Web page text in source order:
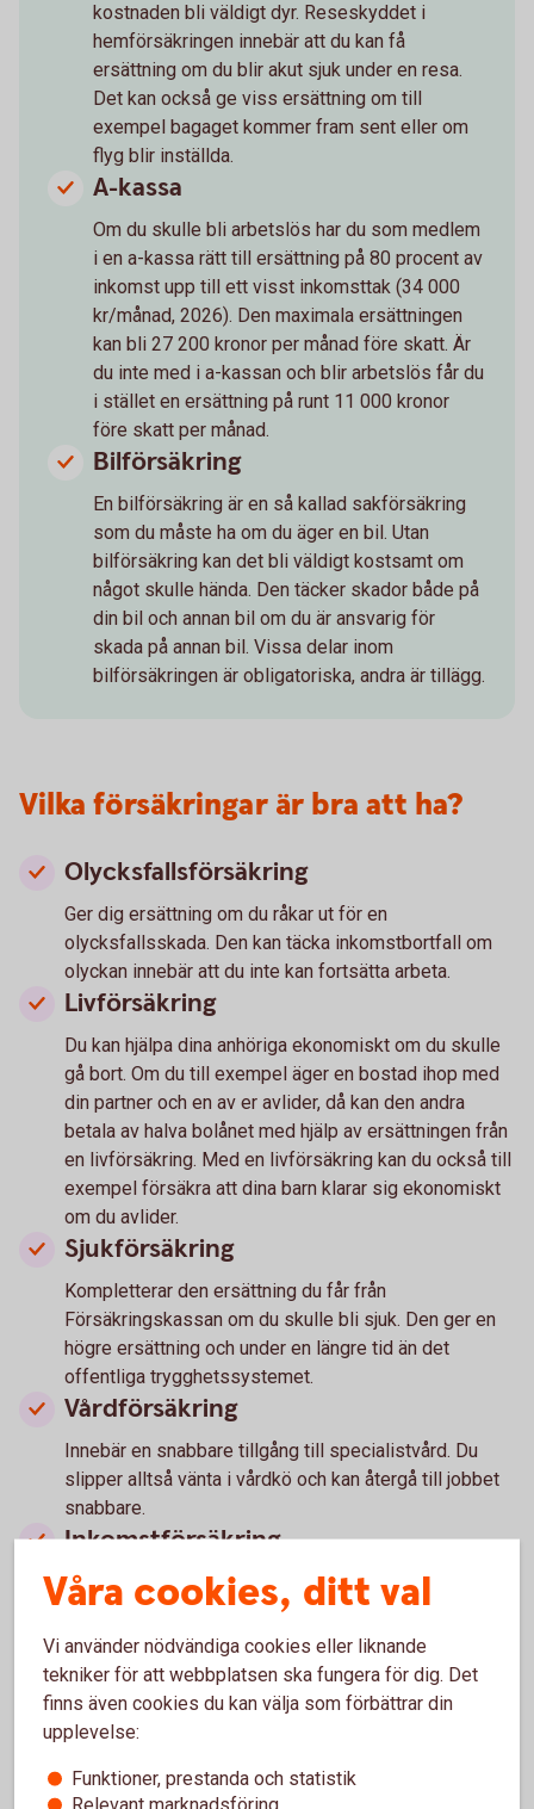
kostnaden bli väldigt dyr. Reseskyddet i
hemförsäkringen innebär att du kan få
ersättning om du blir akut sjuk under en resa.
Det kan också ge viss ersättning om till
exempel bagaget kommer fram sent eller om
flyg blir inställda.
A-kassa
Om du skulle bli arbetslös har du som medlem
i en a-kassa rätt till ersättning på 80 procent av
inkomst upp till ett visst inkomsttak (34 000
kr/månad, 2026). Den maximala ersättningen
kan bli 27 200 kronor per månad före skatt. Är
du inte med i a-kassan och blir arbetslös får du
i stället en ersättning på runt 11 000 kronor
före skatt per månad.
Bilförsäkring
En bilförsäkring är en så kallad sakförsäkring
som du måste ha om du äger en bil. Utan
bilförsäkring kan det bli väldigt kostsamt om
något skulle hända. Den täcker skador både på
din bil och annan bil om du är ansvarig för
skada på annan bil. Vissa delar inom
bilförsäkringen är obligatoriska, andra är tillägg.
Vilka försäkringar är bra att ha?
Olycksfallsförsäkring
Ger dig ersättning om du råkar ut för en
olycksfallsskada. Den kan täcka inkomstbortfall om
olyckan innebär att du inte kan fortsätta arbeta.
Livförsäkring
Du kan hjälpa dina anhöriga ekonomiskt om du skulle
gå bort. Om du till exempel äger en bostad ihop med
din partner och en av er avlider, då kan den andra
betala av halva bolånet med hjälp av ersättningen från
en livförsäkring. Med en livförsäkring kan du också till
exempel försäkra att dina barn klarar sig ekonomiskt
om du avlider.
Sjukförsäkring
Kompletterar den ersättning du får från
Försäkringskassan om du skulle bli sjuk. Den ger en
högre ersättning och under en längre tid än det
offentliga trygghetssystemet.
Vårdförsäkring
Innebär en snabbare tillgång till specialistvård. Du
slipper alltså vänta i vårdkö och kan återgå till jobbet
snabbare.
Inkomstförsäkring
Har du en högre lön än taket för ersättningen i a-
kassan kan det vara klokt att ha en inkomstförsäkring
om du skulle bli arbetslös.
Barnförsäkring
Kan ge ersättning vid sjukdom, olycksfall och dödsfall
av barn. Det kan vara klokt att skaffa en barnförsäkring
så tidigt som möjligt och att behålla den så länge som
möjligt (ofta upp till 25 år). Vid tecknande av
Våra cookies, ditt val
Vi använder nödvändiga cookies eller liknande
tekniker för att webbplatsen ska fungera för dig. Det
finns även cookies du kan välja som förbättrar din
upplevelse:
Funktioner, prestanda och statistik
Relevant marknadsföring